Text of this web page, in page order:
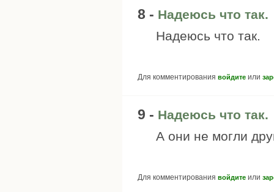
8 - Надеюсь что так.
Надеюсь что так.
Для комментирования войдите или
9 - Надеюсь что так.
А они не могли
Для комментирования войдите или